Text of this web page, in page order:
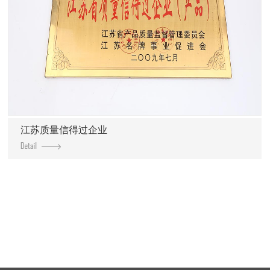
江苏质量信得过企业